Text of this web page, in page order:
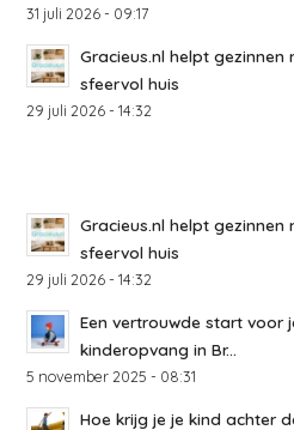
31 juli 2026 - 09:17
Gracieus.nl helpt
sfeervol huis
29 juli 2026 - 14:32
Gracieus.nl helpt
sfeervol huis
29 juli 2026 - 14:32
Een vertrouwde start voor
kinderopvang in Br...
5 november 2025 - 08:31
Hoe krijg je je kind achter